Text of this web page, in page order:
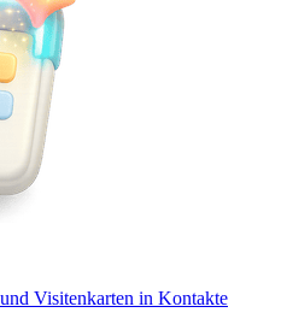
Visitenkarten in Kontakte